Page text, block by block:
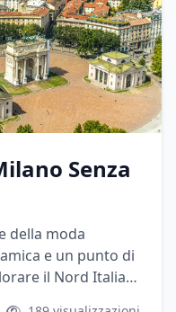
Senza
della moda
e un punto di
il Nord Italia,